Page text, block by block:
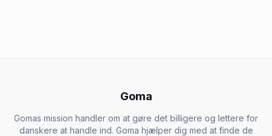
Goma
Gomas mission handler om at gøre det billigere og lettere for
danskere at handle ind. Goma hjælper dig med at finde de